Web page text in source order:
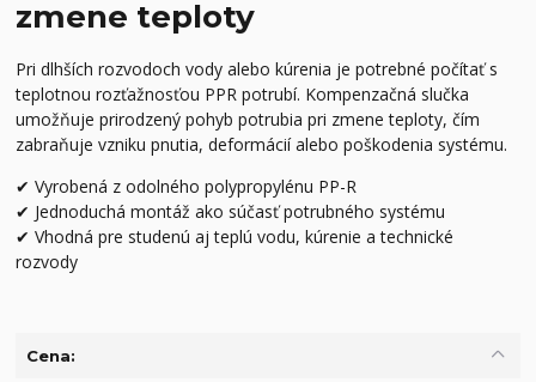
zmene teploty
Pri dlhších rozvodoch vody alebo kúrenia je potrebné počítať s
teplotnou rozťažnosťou PPR potrubí. Kompenzačná slučka
umožňuje prirodzený pohyb potrubia pri zmene teploty, čím
zabraňuje vzniku pnutia, deformácií alebo poškodenia systému.
✔ Vyrobená z odolného polypropylénu PP-R
✔ Jednoduchá montáž ako súčasť potrubného systému
✔ Vhodná pre studenú aj teplú vodu, kúrenie a technické
rozvody
Cena: